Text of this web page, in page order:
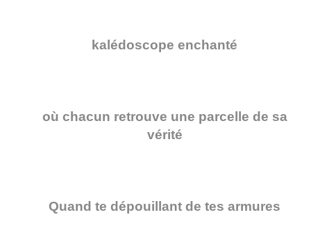
kalédoscope enchanté
où chacun retrouve une parcelle de sa
vérité
Quand te dépouillant de tes armures